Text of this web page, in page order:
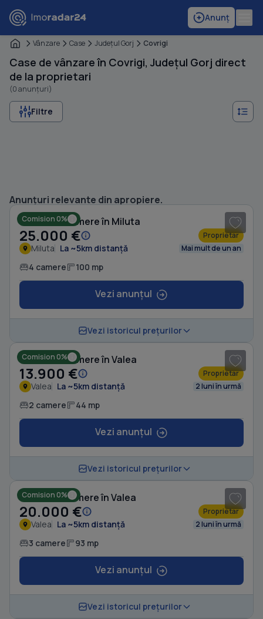
Anunț
Vânzare Case Judeţul Gorj Covrigi
Case de vânzare în Covrigi, Județul Gorj direct
de la proprietari
(0 anunțuri)
Filtre
Anunțuri relevante din apropiere.
Comision 0%
Casă cu 4 camere în Miluta
25.000 € Proprietar
Miluta La ~5km distanță Mai mult de un an
4 camere 100 mp
Vezi anunțul
Vezi istoricul prețurilor
Comision 0%
Casă cu 2 camere în Valea
13.900 € Proprietar
Valea La ~5km distanță 2 luni în urmă
2 camere 44 mp
Vezi anunțul
Vezi istoricul prețurilor
Comision 0%
Casă cu 3 camere în Valea
20.000 € Proprietar
Valea La ~5km distanță 2 luni în urmă
3 camere 93 mp
Vezi anunțul
Vezi istoricul prețurilor